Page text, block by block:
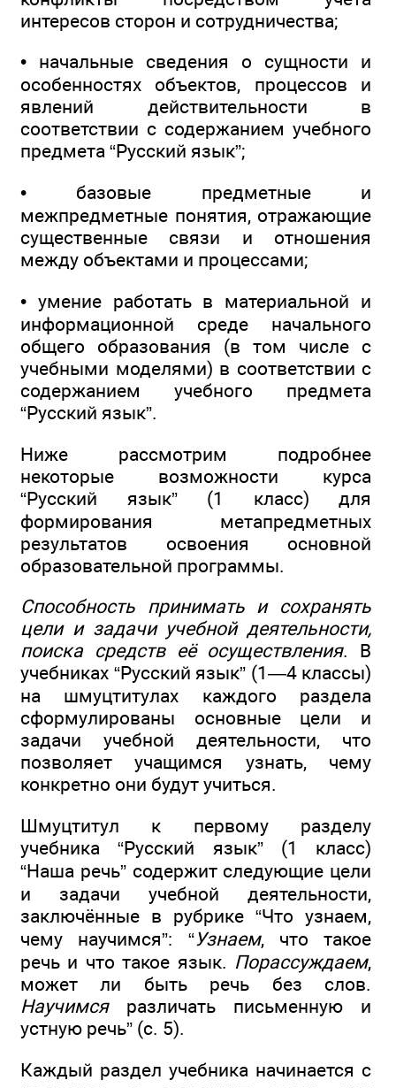
интересов сторон и сотрудничества;
• начальные сведения о сущности и
особенностях объектов, процессов и
явлений действительности в
соответствии с содержанием учебного
предмета “Русский язык”;
• базовые предметные и
межпредметные понятия, отражающие
существенные связи и отношения
между объектами и процессами;
• умение работать в материальной и
информационной среде начального
общего образования (в том числе с
учебными моделями) в соответствии с
содержанием учебного предмета
“Русский язык”.
Ниже рассмотрим подробнее
некоторые возможности курса
“Русский язык” (1 класс) для
формирования метапредметных
результатов освоения основной
образовательной программы.
Способность принимать и сохранять
цели и задачи учебной деятельности,
поиска средств её осуществления. В
учебниках “Русский язык” (1—4 классы)
на шмуцтитулах каждого раздела
сформулированы основные цели и
задачи учебной деятельности, что
позволяет учащимся узнать, чему
конкретно они будут учиться.
Шмуцтитул к первому разделу
учебника “Русский язык” (1 класс)
“Наша речь” содержит следующие цели
и задачи учебной деятельности,
заключённые в рубрике “Что узнаем,
чему научимся”: “Узнаем, что такое
речь и что такое язык. Порассуждаем,
может ли быть речь без слов.
Научимсяразличать письменную и
устную речь” (с. 5).
Каждый раздел учебника начинается с